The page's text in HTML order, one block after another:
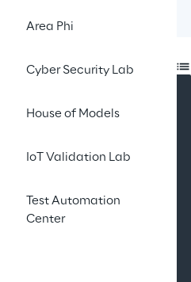
Area Phi
Cyber Security Lab
House of Models
IoT Validation Lab
Test Automation
Center
INDEX